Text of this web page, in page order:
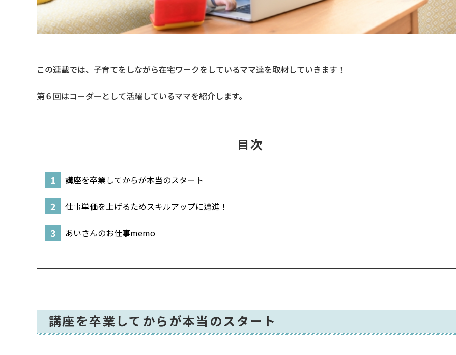
この連載では、子育てをしながら在宅ワークをしているママ達を取材していきます！
第６回はコーダーとして活躍しているママを紹介します。
目次
講座を卒業してからが本当のスタート
仕事単価を上げるためスキルアップに邁進！
あいさんのお仕事memo
講座を卒業してからが本当のスタート